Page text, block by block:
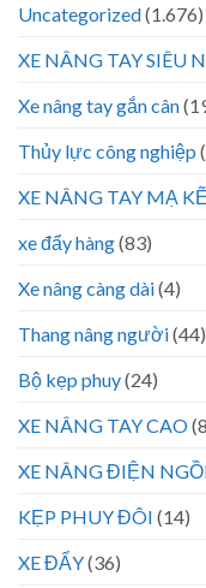
Uncategorized(1.676)
XE NÂNG TAY SIÊU
Xe nâng tay gắn cân
Thủy lực công nghiệp
XE NÂNG TAY MẠ
xe đẩy hàng(83)
Xe nâng càng dài(4)
Thang nâng người(44)
Bộ kẹp phuy(24)
XE NÂNG TAY CAO
XE NÂNG ĐIỆN
KẸP PHUY ĐÔI (14)
XE ĐẨY(36)